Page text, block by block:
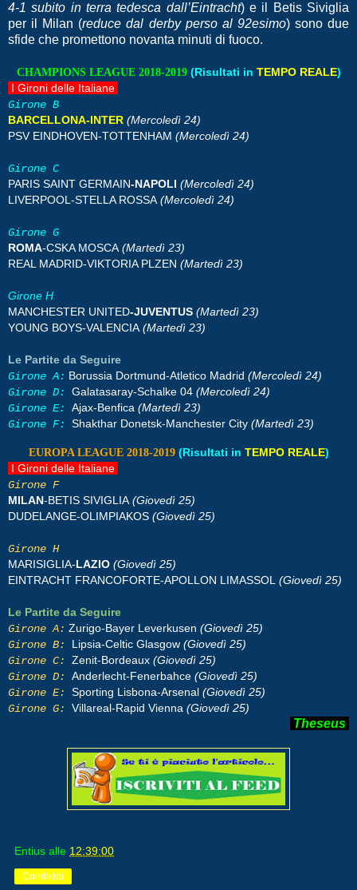
4-1 subito in terra tedesca dall’Eintracht) e il Betis Siviglia
per il Milan (reduce dal derby perso al 92esimo) sono due
sfide che promettono novanta minuti di fuoco.
CHAMPIONS LEAGUE 2018-2019 (Risultati in TEMPO REALE)
I Gironi delle Italiane
Girone B
BARCELLONA-INTER (Mercoledì 24)
PSV EINDHOVEN-TOTTENHAM (Mercoledì 24)
Girone C
PARIS SAINT GERMAIN-NAPOLI (Mercoledì 24)
LIVERPOOL-STELLA ROSSA(Mercoledì 24)
Girone G
ROMA-CSKA MOSCA(Martedì 23)
REAL MADRID-VIKTORIA PLZEN (Martedì 23)
Girone H
MANCHESTER UNITED-JUVENTUS (Martedì 23)
YOUNG BOYS-VALENCIA(Martedì 23)
Le Partite da Seguire
Girone A: Borussia Dortmund-Atletico Madrid (Mercoledì 24)
Girone D:
Galatasaray-Schalke 04 (Mercoledì 24)
Girone E:
Ajax-Benfica (Martedì 23)
Girone F:
Shakthar Donetsk-Manchester City (Martedì 23)
EUROPA LEAGUE 2018-2019 (Risultati in TEMPO REALE)
I Gironi delle Italiane
Girone F
MILAN-BETIS SIVIGLIA(Giovedì 25)
DUDELANGE-OLIMPIAKOS (Giovedì 25)
Girone H
MARISIGLIA-LAZIO (Giovedì 25)
EINTRACHT FRANCOFORTE-APOLLON LIMASSOL (Giovedì 25)
Le Partite da Seguire
Girone A: Zurigo-Bayer Leverkusen (Giovedì 25)
Girone B:
Lipsia-Celtic Glasgow (Giovedì 25)
Girone C:
Zenit-Bordeaux (Giovedì 25)
Girone D:
Anderlecht-Fenerbahce (Giovedì 25)
Girone E:
Sporting Lisbona-Arsenal (Giovedì 25)
Girone G:
Villareal-Rapid Vienna (Giovedì 25)
Theseus
Entius alle 12:39:00
Condividi